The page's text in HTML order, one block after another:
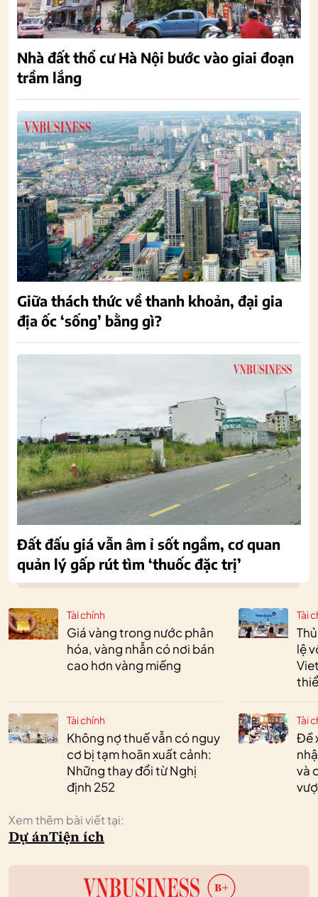
Tài chính
Giá vàng trong nước phân
hóa, vàng nhẫn có nơi bán
cao hơn vàng miếng
Tài chính
Không nợ thuế vẫn có nguy
cơ bị tạm hoãn xuất cảnh:
Những thay đổi từ Nghị
định 252
Tài
lệ
Tài
Đề
và
Xem thêm bài viết tại:
Dự ánTiện ích
Nhà đất thổ cư Hà Nội bước vào giai đoạn
trầm lắng
Giữa thách thức về thanh khoản, đại gia
địa ốc ‘sống’ bằng gì?
Đất đấu giá vẫn âm ỉ sốt ngầm, cơ quan
quản lý gấp rút tìm ‘thuốc đặc trị’